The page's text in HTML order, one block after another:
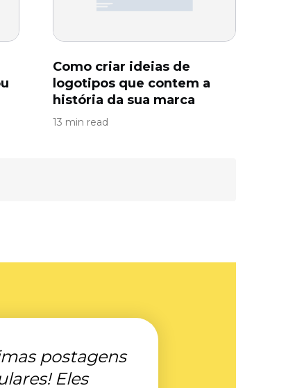
Como criar ideias de
logotipos que contem a
história da sua marca
13 min read
postagens
Eles